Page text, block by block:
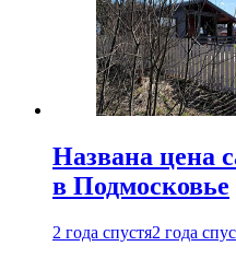
Названа цена
в Подмосковье
2 года спустя2 года